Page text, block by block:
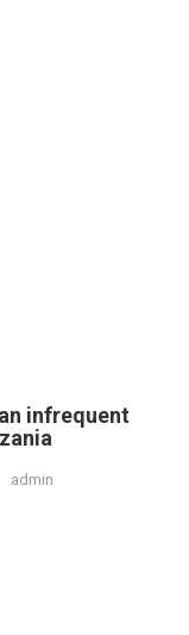
infrequent
admin